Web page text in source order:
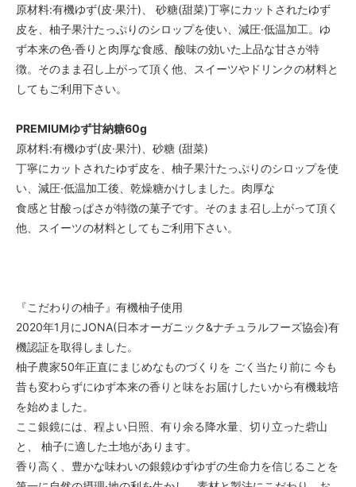
原材料:有機ゆず(皮·果汁)、 砂糖(甜菜)丁寧にカットされたゆず
皮を、柚子果汁たっぷりのシロップを使い、減圧·低温加工。ゆ
ず本来の色·香りと肉厚な食感、酸味の効いた上品な甘さが特
徴。そのまま召し上がって頂く他、スイーツやドリンクの材料と
してもご利用下さい。
PREMIUMゆず甘納糖60g
原材料:有機ゆず(皮·果汁)、砂糖 (甜菜)
丁寧にカットされたゆず皮を、柚子果汁たっぷりのシロップを使
い、減圧·低温加工後、乾燥糖かけしました。肉厚な
食感と甘酸っぱさが特徴の菓子です。そのまま召し上がって頂く
他、スイーツの材料としてもご利用下さい。
『こだわりの柚子』有機柚子使用
2020年1月にJONA(日本オーガニック&ナチュラルフーズ協会)有
機認証を取得しました。
柚子農家50年正直にまじめなものづくりを ごく当たり前に 今も
昔も変わらずにゆず本来の香りと味をお届けしたいから有機栽培
を始めました。
ここ銀鏡には、程よい日照、有り余る降水量、切り立った砦山
と、 柚子に適した土地があります。
香り高く、豊かな味わいの銀鏡ゆずゆずの生命力を信じることを